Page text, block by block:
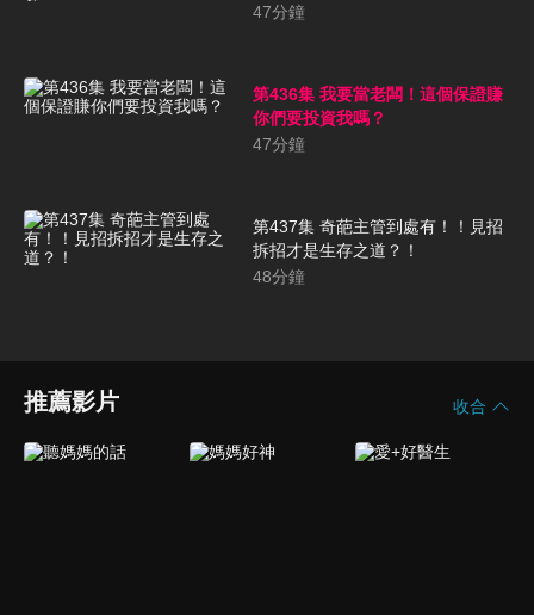
47分鐘
第436集 我要當老闆！這個保證賺
你們要投資我嗎？
47分鐘
第437集 奇葩主管到處有！！見招
拆招才是生存之道？！
48分鐘
推薦影片 收合